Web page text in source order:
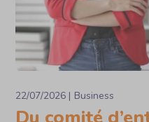
22/07/2026 Business